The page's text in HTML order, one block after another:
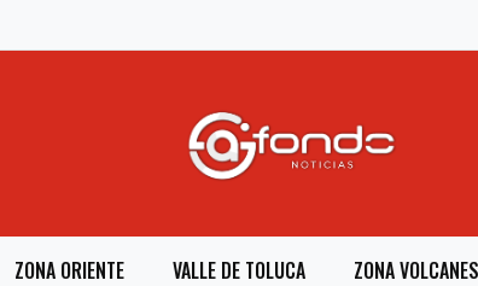
ZONA ORIENTE VALLE DE TOLUCA ZONA VOLCANES